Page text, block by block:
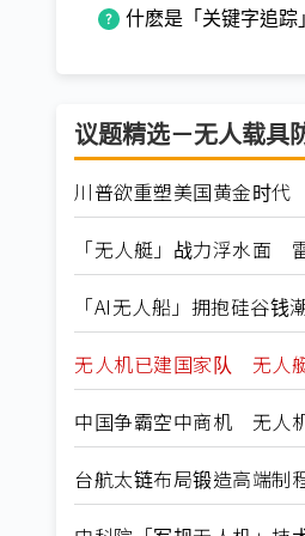
什麽是「关键字追踪
议题精选－无人载具
川普欲重塑美国黄金时
「无人艇」战力浮水面
「AI无人船」拥抱硅谷
无人机已建国家队 无人
中国争霸空中商机 无人
台航太链布局锻造高端